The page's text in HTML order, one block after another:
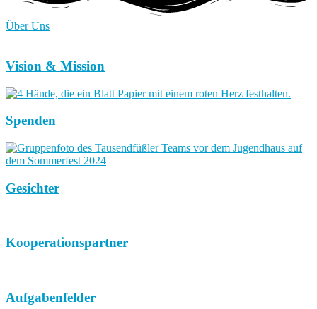
Über Uns
Vision & Mission
Spenden
Gesichter
Kooperationspartner
Aufgabenfelder